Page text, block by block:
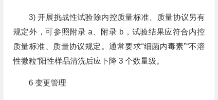
3) 开展挑战性试验除内控质量标准、质量协议另有
规定外，可参照附录 a、附录 b，试验结果应符合内控
质量标准、质量协议规定。通常要求“细菌内毒素”“不溶
性微粒”阳性样品清洗后应下降 3 个数量级。
6 变更管理